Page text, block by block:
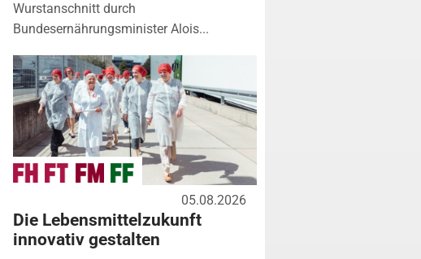
Wurstanschnitt durch
Bundesernährungsminister Alois...
05.08.2026
Die Lebensmittelzukunft
innovativ gestalten